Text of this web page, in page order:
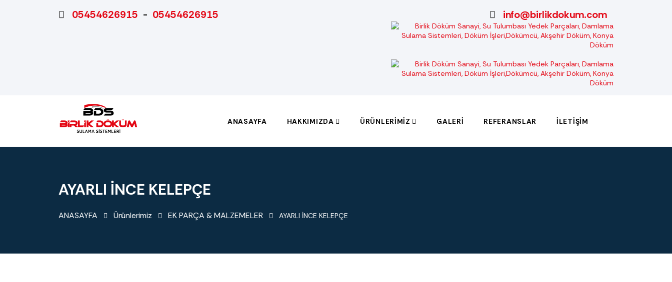
05454626915 - 05454626915 info@birlikdokum.com
ANASAYFA HAKKIMIZDA ÜRÜNLERIMIZ GALERI REFERANSLAR İLETIŞIM
AYARLI İNCE KELEPÇE
ANASAYFA Ürünlerimiz EK PARÇA & MALZEMELER AYARLI İNCE KELEPÇE